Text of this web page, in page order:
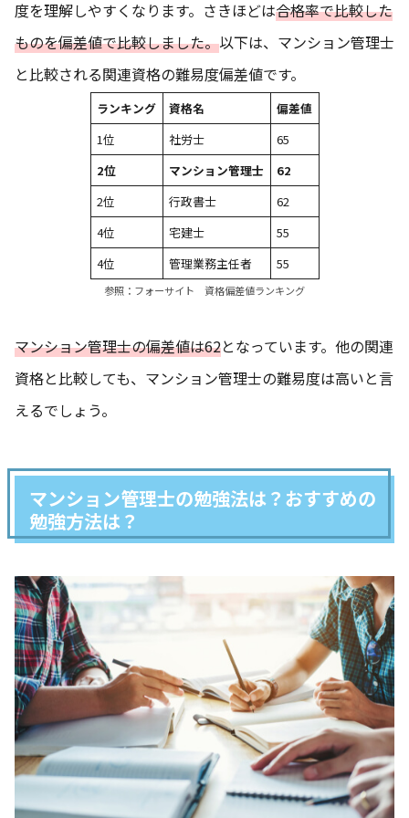
度を理解しやすくなります。さきほどは合格率で比較した
ものを偏差値で比較しました。以下は、マンション管理士
と比較される関連資格の難易度偏差値です。
ランキング 資格名
偏差値
1位
社労士
65
2位
マンション管理士
62
2位
行政書士
62
4位
宅建士
55
4位
管理業務主任者 55
参照： フォーサイト 資格偏差値ランキング
マンション管理士の偏差値は62となっています。他の関連
資格と比較しても、マンション管理士の難易度は高いと言
えるでしょう。
マンション管理士の勉強法は？おすすめの
勉強方法は？